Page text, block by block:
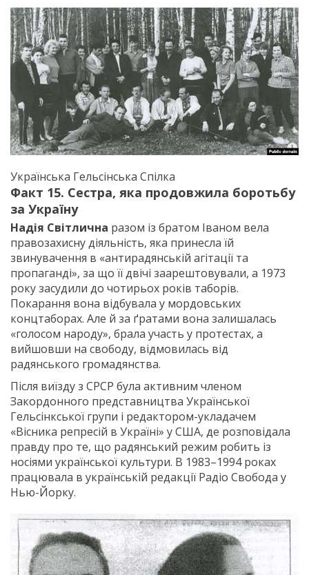
Українська Гельсінська Спілка
Факт 15. Сестра, яка продовжила боротьбу
за Україну
Надія Світлична разом із братом Іваном вела
правозахисну діяльність, яка принесла їй
звинувачення в «антирадянській агітації та
пропаганді», за що її двічі заарештовували, а 1973
року засудили до чотирьох років таборів.
Покарання вона відбувала у мордовських
концтаборах. Але й за ґратами вона залишалась
«голосом народу», брала участь у протестах, а
вийшовши на свободу, відмовилась від
радянського громадянства.
Після виїзду з СРСР була активним членом
Закордонного представництва Української
Гельсінкської групи і редактором-укладачем
«Вісника репресій в Україні» у США, де розповідала
правду про те, що радянський режим робить із
носіями української культури. В 1983–1994 роках
працювала в українській редакції Радіо Свобода у
Нью-Йорку.